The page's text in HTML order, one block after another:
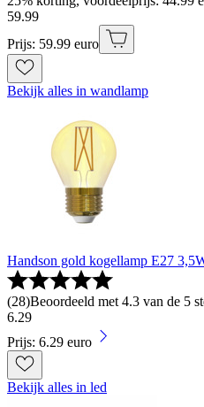
59.99
Prijs: 59.99 euro
Bekijk alles in wandlamp
Handson gold kogellamp E27
(28)Beoordeeld met 4.3 van de 5
6.29
Prijs: 6.29 euro
Bekijk alles in led